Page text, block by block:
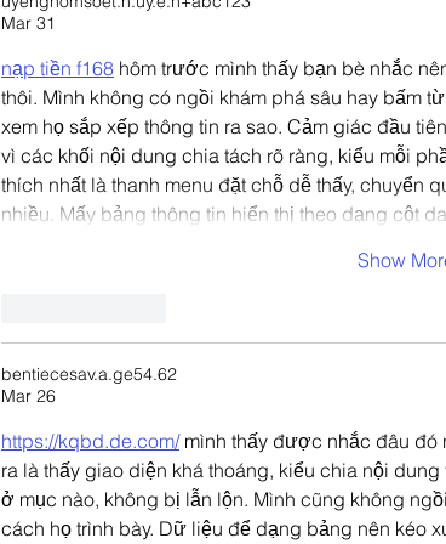
Mar 31
nạp tiền f168 hôm trước mình thấy bạn bè nhắc
thôi. Mình không có ngồi khám phá sâu hay bấm
xem họ sắp xếp thông tin ra sao. Cảm giác đầu
vì các khối nội dung chia tách rõ ràng, kiểu mỗi
thích nhất là thanh menu đặt chỗ dễ thấy, chuyển
nhiều. Mấy bảng thông tin hiển thị theo dạng cột
Show
bentiecesav.a.ge54.62
Mar 26
https://kqbd.de.com/ mình thấy được nhắc đâu đó
ra là thấy giao diện khá thoáng, kiểu chia nội
ở mục nào, không bị lẫn lộn. Mình cũng không
cách họ trình bày. Dữ liệu để dạng bảng nên kéo